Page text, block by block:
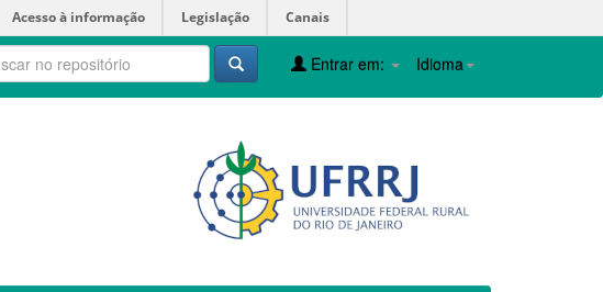
Acesso à informação Legislação Canais
Idioma
Entrar em: